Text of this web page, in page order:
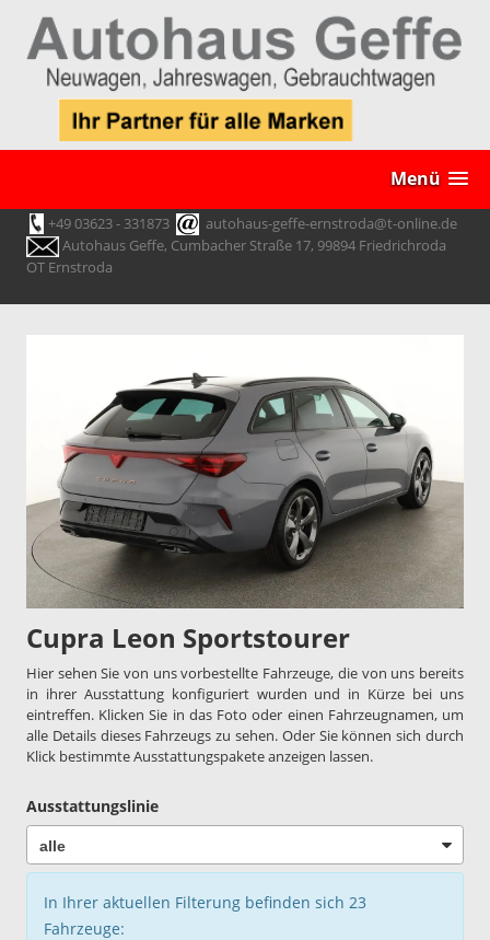
Menü
+49 03623 - 331873
autohaus-geffe-ernstroda@t-online.de
Autohaus Geffe, Cumbacher Straße 17, 99894 Friedrichroda
OT Ernstroda
Cupra Leon Sportstourer
Hier sehen Sie von uns vorbestellte Fahrzeuge, die von uns bereits
in ihrer Ausstattung konfiguriert wurden und in Kürze bei uns
eintreffen. Klicken Sie in das Foto oder einen Fahrzeugnamen, um
alle Details dieses Fahrzeugs zu sehen. Oder Sie können sich durch
Klick bestimmte Ausstattungspakete anzeigen lassen.
Ausstattungslinie
In Ihrer aktuellen Filterung befinden sich 23
Fahrzeuge: